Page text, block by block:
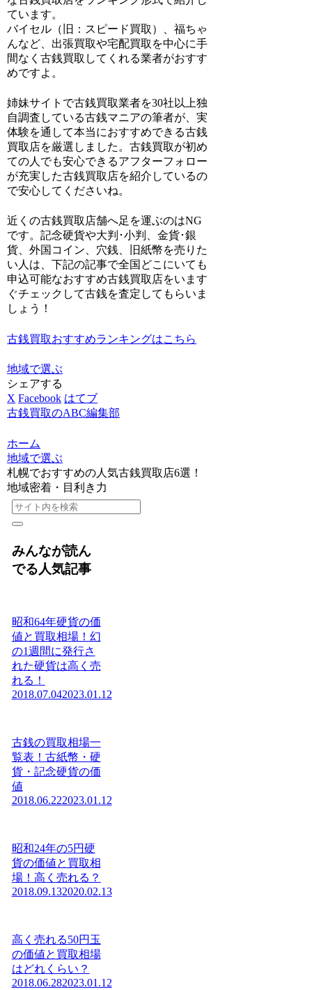
ています。
バイセル（旧：スピード買取）、福ちゃ
んなど、出張買取や宅配買取を中心に手
間なく古銭買取してくれる業者がおすす
めですよ。
姉妹サイトで古銭買取業者を30社以上独
自調査 している古銭マニアの筆者が、実
体験を通して本当におすすめできる古銭
買取店を厳選しました。古銭買取が初め
ての人でも安心できるアフターフォロー
が充実した古銭買取店を紹介しているの
で安心してくださいね。
近くの古銭買取店舗へ足を運ぶのはNG
です。記念硬貨や大判･小判、金貨･銀
貨、外国コイン、穴銭、旧紙幣を売りた
い人は、下記の記事で全国どこにいても
申込可能なおすすめ古銭買取店をいます
ぐチェックして古銭を査定してもらいま
しょう！
古銭買取おすすめランキングはこちら
地域で選ぶ
シェアする
X Facebook はてブ
古銭買取のABC編集部
ホーム
地域で選ぶ
札幌でおすすめの人気古銭買取店6選！
地域密着・目利き力
みんなが読ん
でる人気記事
昭和64年硬貨の価
値と買取相場！幻
の1週間に発行さ
れた硬貨は高く売
れる！
2018.07.042023.01.12
古銭の買取相場一
覧表！古紙幣・硬
貨・記念硬貨の価
値
2018.06.222023.01.12
昭和24年の5円硬
貨の価値と買取相
場！高く売れる？
2018.09.132020.02.13
高く売れる50円玉
の価値と買取相場
はどれくらい？
2018.06.282023.01.12